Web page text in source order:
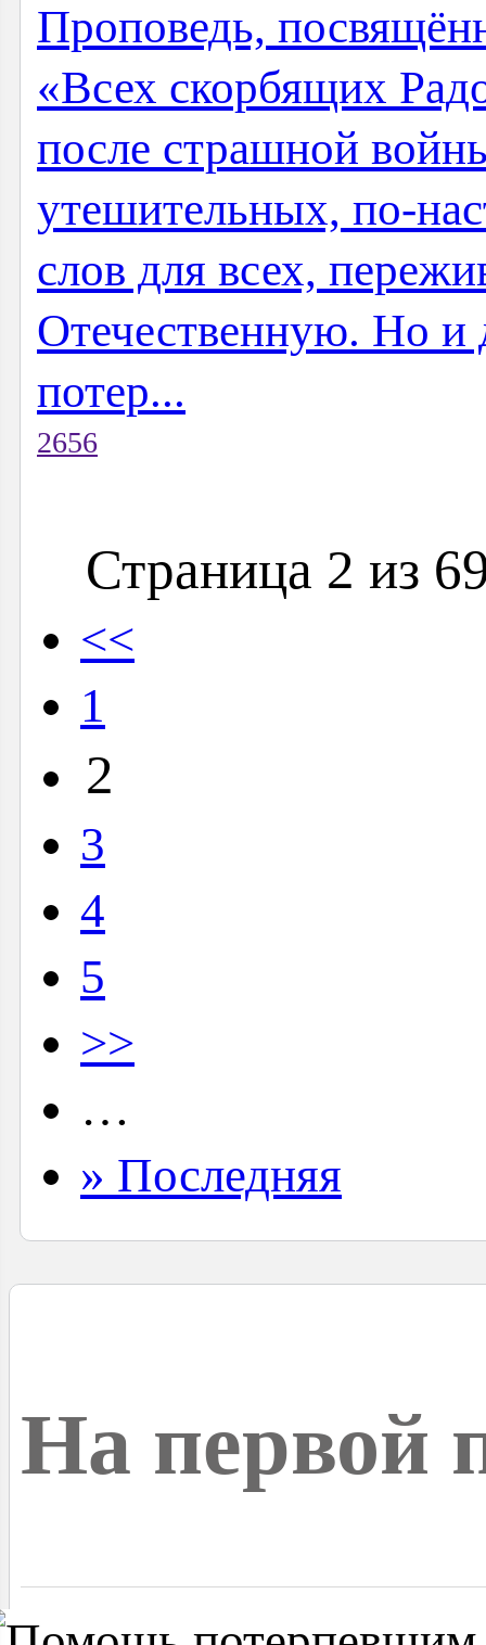
Проповедь,
«Всех скорбящих
после страшной
утешительных, по-
слов для всех,
Отечественную. Но
потер...
2656
Страница 2 из
<<
1
2
3
4
5
>>
…
» Последняя
На первой